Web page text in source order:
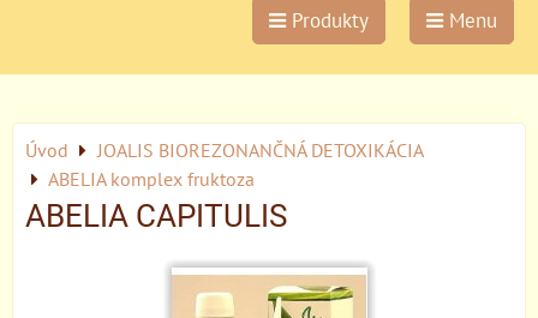
Produkty Menu
Úvod
JOALIS BIOREZONANČNÁ DETOXIKÁCIA
ABELIA komplex fruktoza
ABELIA CAPITULIS